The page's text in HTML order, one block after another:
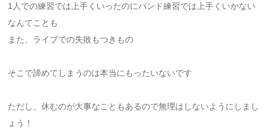
1人での練習では上手くいったのにバンド練習では上手くいかない
なんてことも
また、ライブでの失敗もつきもの
そこで諦めてしまうのは本当にもったいないです
ただし、休むのが大事なこともあるので無理はしないようにしまし
ょう！